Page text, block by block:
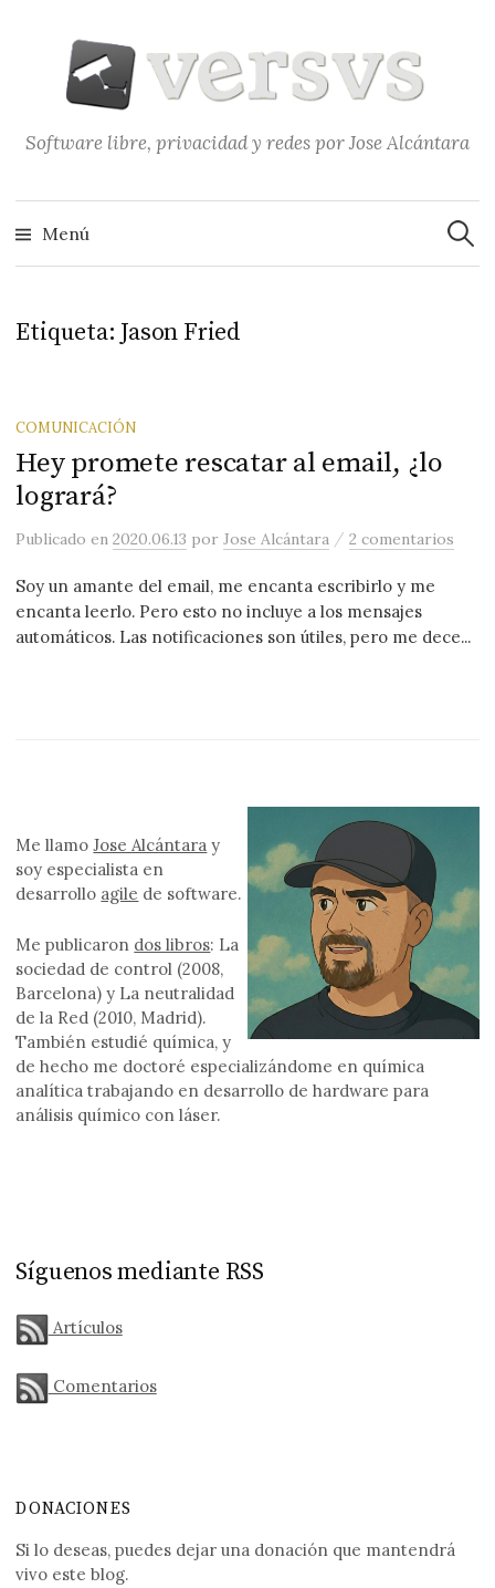
contenido
Software libre, privacidad y redes por Jose Alcántara
Menú
Etiqueta: Jason Fried
COMUNICACIÓN
Hey promete rescatar al email, ¿lo
logrará?
Publicadoen2020.06.13 porJose Alcántara /2 comentarios
Soy un amante del email, me encanta escribirlo y me
encanta leerlo. Pero esto no incluye a los mensajes
automáticos. Las notificaciones son útiles, pero me dece...
Me llamoJose Alcántara y
soy especialista en
desarrollo agile de software.
Me publicaron dos libros: La
sociedad de control (2008,
Barcelona) y La neutralidad
de la Red (2010, Madrid).
También estudié química, y
de hecho me doctoré especializándome en química
analítica trabajando en desarrollo de hardware para
análisis químico con láser.
Síguenos mediante RSS
Artículos
Comentarios
DONACIONES
Si lo deseas, puedes dejar una donación que mantendrá
vivo este blog.